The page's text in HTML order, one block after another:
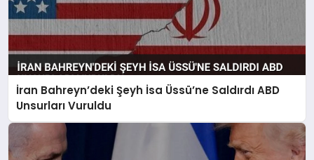
İran Bahreyn’deki Şeyh İsa Üssü’ne Saldırdı ABD
Unsurları Vuruldu